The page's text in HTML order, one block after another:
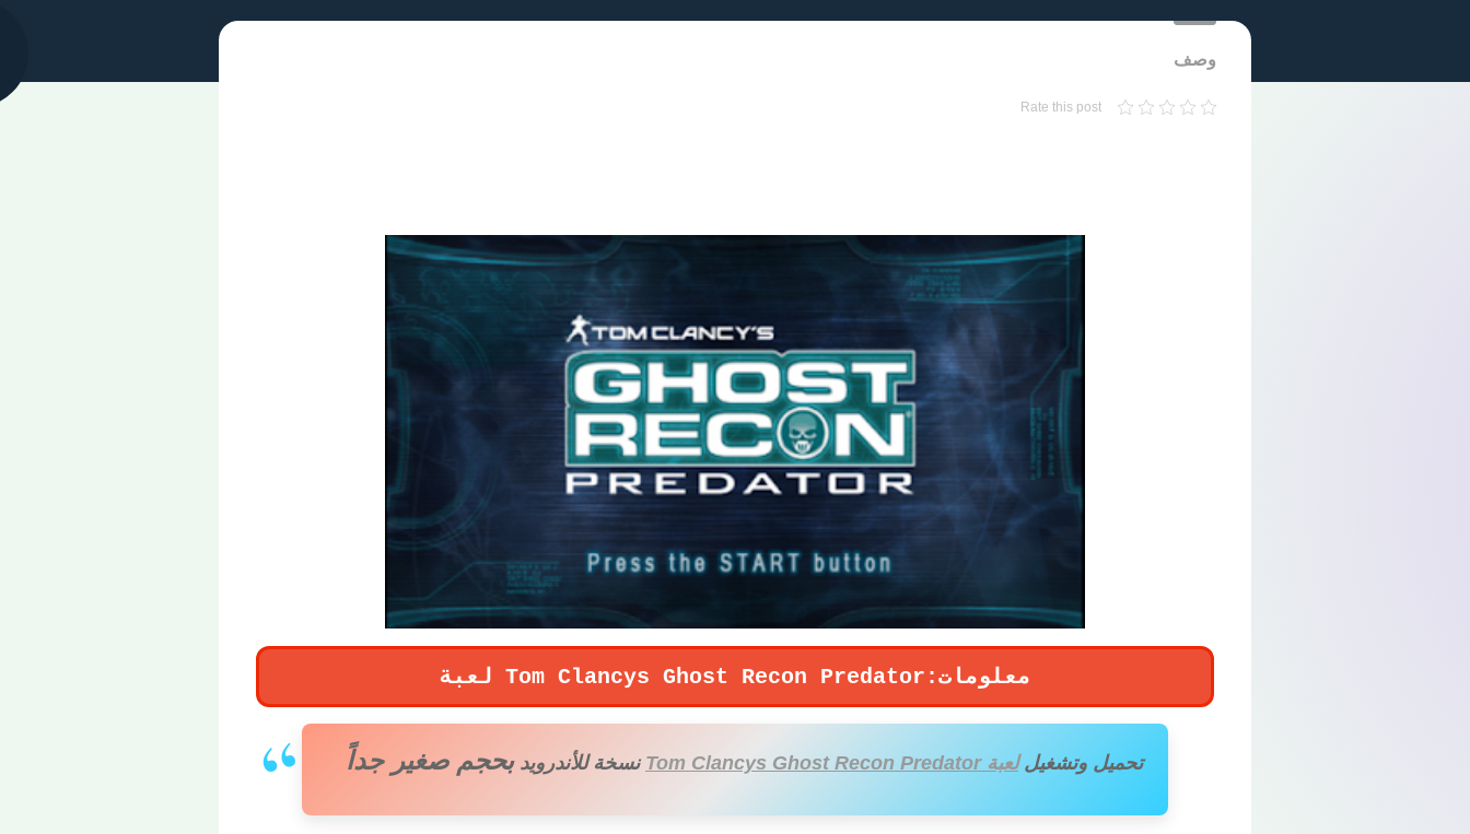
وصف
Rate this post
لعبة Tom Clancys Ghost Recon Predator:معلومات
تحميل وتشغيللعبة Tom Clancys Ghost Recon Predator نسخةللأندرویدبحجم صغير جداً